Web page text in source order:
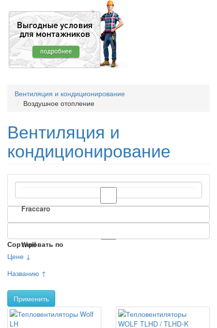
Вентиляция и кондиционирование
Воздушное отопление
Вентиляция и
кондиционирование
Fraccaro
Wolf
Сортировать по
Цене ↓
Названию ↑
Применить